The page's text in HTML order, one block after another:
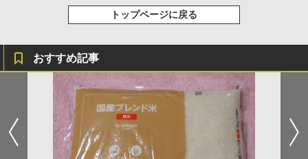
トップページに戻る
おすすめ記事